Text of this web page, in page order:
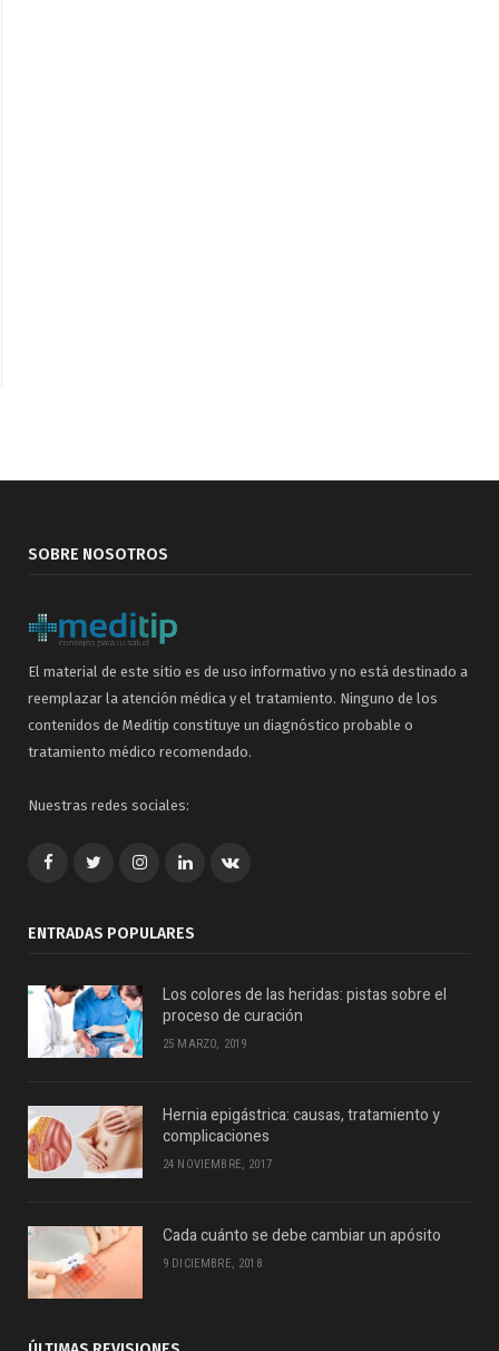
SOBRE NOSOTROS
El material de este sitio es de uso informativo y no está destinado a
reemplazar la atención médica y el tratamiento. Ninguno de los
contenidos de Meditip constituye un diagnóstico probable o
tratamiento médico recomendado.
Nuestras redes sociales:
FacebookTwitterGoogle+LinkedInVK
ENTRADAS POPULARES
Los colores de las heridas: pistas sobre el
proceso de curación
25 MARZO, 2019
Hernia epigástrica: causas, tratamiento y
complicaciones
24 NOVIEMBRE, 2017
Cada cuánto se debe cambiar un apósito
9 DICIEMBRE, 2018